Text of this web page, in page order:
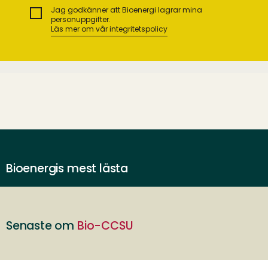
Jag godkänner att Bioenergi lagrar mina
personuppgifter.
Läs mer om vår integritetspolicy
Bioenergis mest lästa
Senaste om Bio-CCSU